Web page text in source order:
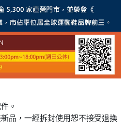
。
品，一經拆封使用恕不接受退換